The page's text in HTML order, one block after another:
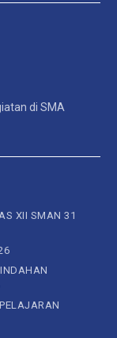
di SMA
XII SMAN 31